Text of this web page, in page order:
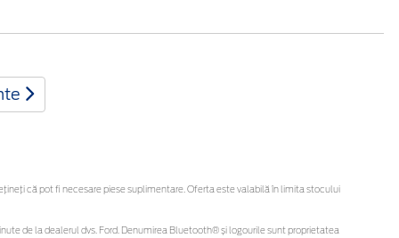
că pot fi necesare piese suplimentare. Oferta este valabilă în limita stocului
de la dealerul dvs. Ford. Denumirea Bluetooth® și logourile sunt proprietatea